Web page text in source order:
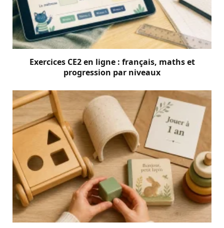
Exercices CE2 en ligne : français, maths et
progression par niveaux